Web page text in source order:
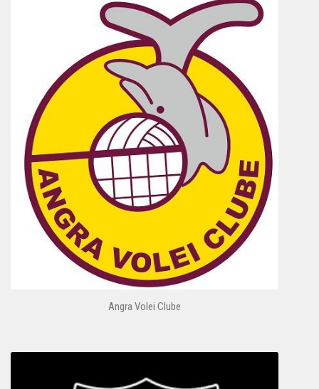
Angra Volei Clube